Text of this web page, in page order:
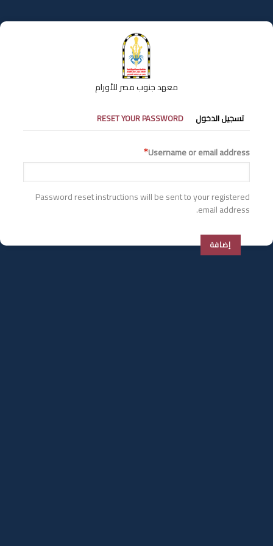
إلى
المحتوى
معهد جنوب مصر للأورام
التبويبات
الأساسية
تسجيل الدخول RESET YOUR PASSWORD
Username or email address
Password reset instructions will be sent to your registered
email address.